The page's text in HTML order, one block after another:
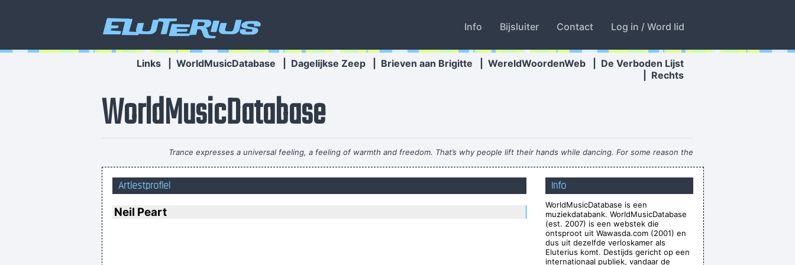
Eluterius Info Bijsluiter Contact Log in / Word lid
Links WorldMusicDatabase Dagelijkse Zeep Brieven aan Brigitte WereldWoordenWeb
De Verboden Lijst
Rechts
WorldMusicDatabase
Trance expresses a universal feeling, a feeling of warmth and freedom. That’s why people lift their hands while dancing. For some reason the
Netherlands have some artists who express that feeling, but actually it’s the Belgians who deserve all the credit. You guys smoothed the path for us
It´s Thursday evening in Toronto - I had to actually ask the drummer - but for us, it´s Friday night~ Paul Weller
I want to make at least 4 amazing records
Excuse me while I kiss the sky~ Jimi Hendrix
Of course, I want to sell this record - there's no point making it otherwise~ George Michael
Artiestprofiel
Neil Peart
Info
WorldMusicDatabase is een
muziekdatabank. WorldMusicDatabase
(est. 2007) is een webstek die
ontsproot uit Wawasda.com (2001) en
dus uit dezelfde verloskamer als
Eluterius komt. Destijds gericht op een
internationaal publiek, vandaar de